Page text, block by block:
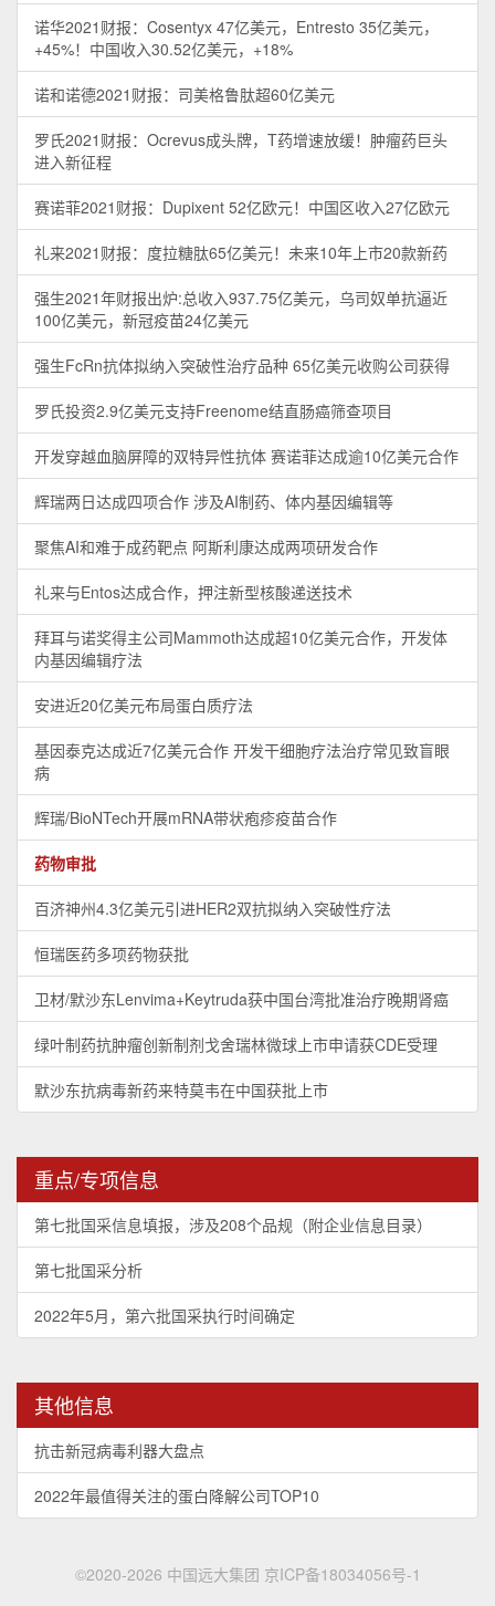
诺华2021财报：Cosentyx 47亿美元，Entresto 35亿美元，
+45%！中国收入30.52亿美元，+18%
诺和诺德2021财报：司美格鲁肽超60亿美元
罗氏2021财报：Ocrevus成头牌，T药增速放缓！肿瘤药巨头
进入新征程
赛诺菲2021财报：Dupixent 52亿欧元！中国区收入27亿欧元
礼来2021财报：度拉糖肽65亿美元！未来10年上市20款新药
强生2021年财报出炉:总收入937.75亿美元，乌司奴单抗逼近
100亿美元，新冠疫苗24亿美元
强生FcRn抗体拟纳入突破性治疗品种 65亿美元收购公司获得
罗氏投资2.9亿美元支持Freenome结直肠癌筛查项目
开发穿越血脑屏障的双特异性抗体 赛诺菲达成逾10亿美元合作
辉瑞两日达成四项合作 涉及AI制药、体内基因编辑等
聚焦AI和难于成药靶点 阿斯利康达成两项研发合作
礼来与Entos达成合作，押注新型核酸递送技术
拜耳与诺奖得主公司Mammoth达成超10亿美元合作，开发体
内基因编辑疗法
安进近20亿美元布局蛋白质疗法
基因泰克达成近7亿美元合作 开发干细胞疗法治疗常见致盲眼
病
辉瑞/BioNTech开展mRNA带状疱疹疫苗合作
药物审批
百济神州4.3亿美元引进HER2​双抗拟纳入突破性疗法
恒瑞医药多项药物获批
卫材/默沙东Lenvima+Keytruda获中国台湾批准治疗晚期肾癌
绿叶制药抗肿瘤创新制剂戈舍瑞林微球上市申请获CDE受理
默沙东抗病毒新药来特莫韦在中国获批上市
重点/专项信息
第七批国采信息填报，涉及208个品规（附企业信息目录）
第七批国采分析
2022年5月，第六批国采执行时间确定
其他信息
抗击新冠病毒利器大盘点
2022年最值得关注的蛋白降解公司TOP10
©2020-2026 中国远大集团 京ICP备18034056号-1